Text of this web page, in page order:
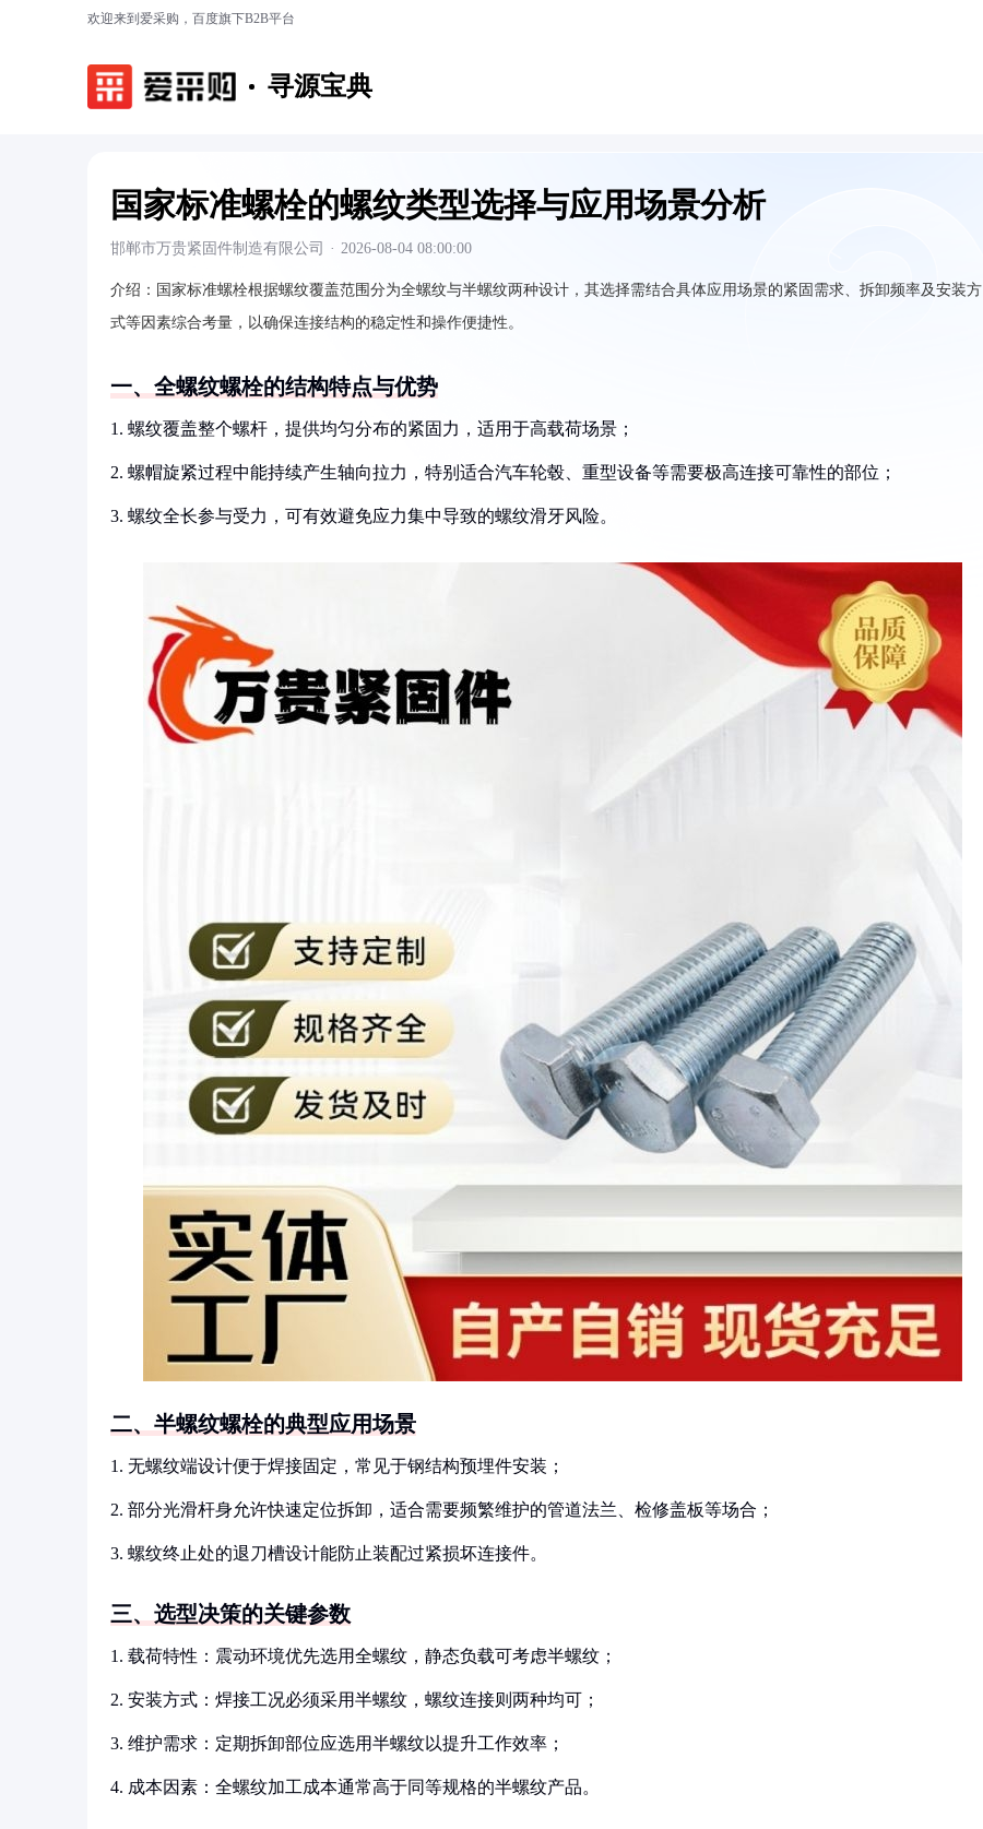
欢迎来到爱采购，百度旗下B2B平台
寻源宝典
国家标准螺栓的螺纹类型选择与应用场景分析
邯郸市万贵紧固件制造有限公司 · 2026-08-04 08:00:00
介绍： 国家标准螺栓根据螺纹覆盖范围分为全螺纹与半螺纹两种设计，其选择需结合具体应用场景的紧固需求、拆卸频率及安装方
式等因素综合考量，以确保连接结构的稳定性和操作便捷性。
一、全螺纹螺栓的结构特点与优势
1. 螺纹覆盖整个螺杆，提供均匀分布的紧固力，适用于高载荷场景；
2. 螺帽旋紧过程中能持续产生轴向拉力，特别适合汽车轮毂、重型设备等需要极高连接可靠性的部位；
3. 螺纹全长参与受力，可有效避免应力集中导致的螺纹滑牙风险。
二、半螺纹螺栓的典型应用场景
1. 无螺纹端设计便于焊接固定，常见于钢结构预埋件安装；
2. 部分光滑杆身允许快速定位拆卸，适合需要频繁维护的管道法兰、检修盖板等场合；
3. 螺纹终止处的退刀槽设计能防止装配过紧损坏连接件。
三、选型决策的关键参数
1. 载荷特性：震动环境优先选用全螺纹，静态负载可考虑半螺纹；
2. 安装方式：焊接工况必须采用半螺纹，螺纹连接则两种均可；
3. 维护需求：定期拆卸部位应选用半螺纹以提升工作效率；
4. 成本因素：全螺纹加工成本通常高于同等规格的半螺纹产品。